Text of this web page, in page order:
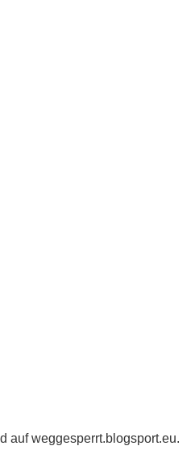
aufweggesperrt.blogsport.eu.